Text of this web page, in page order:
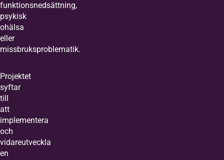
funktionsnedsättning,
psykisk
ohälsa
eller
missbruksproblematik.
Projektet
syftar
till
att
implementera
och
vidareutveckla
en